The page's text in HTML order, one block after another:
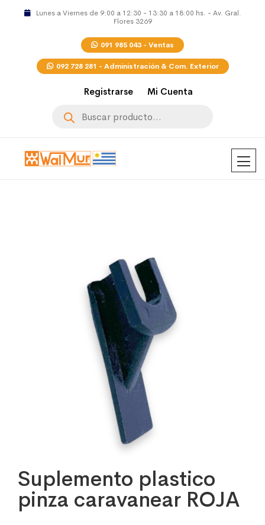
Lunes a Viernes de 9:00 a 12:30 - 13:30 a 18:00 hs. - Av. Gral.
Flores 3269
091 985 043 - Ventas
092 728 281 - Administración & Com. Exterior
Registrarse Mi Cuenta
Suplemento plastico
pinza caravanear ROJA